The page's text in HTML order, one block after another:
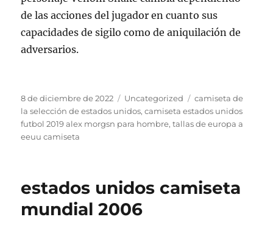
de las acciones del jugador en cuanto sus
capacidades de sigilo como de aniquilación de
adversarios.
Publicado
el
8 de diciembre de 2022 Categorías
Uncategorized Etiquetas
camiseta de
la selección de estados unidos,camiseta estados unidos
futbol 2019 alex morgsn para hombre,tallas de europa a
eeuu camiseta
estados unidos camiseta
mundial 2006